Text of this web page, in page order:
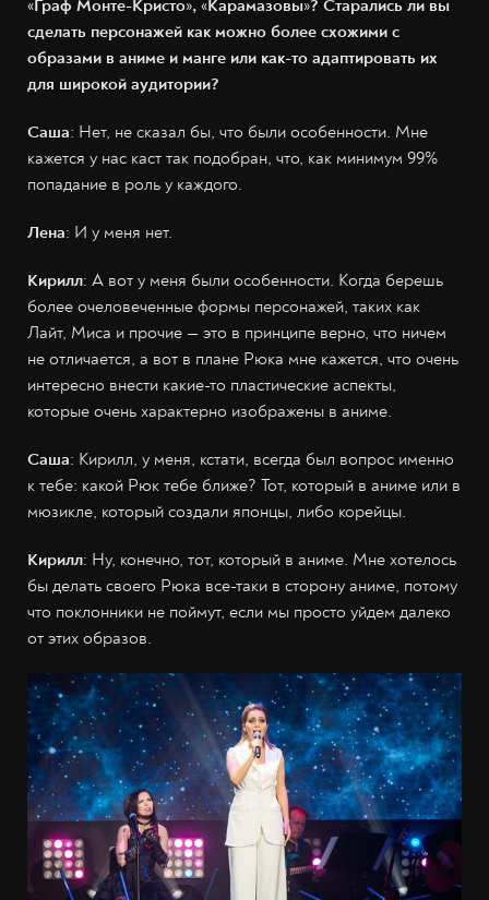
«Граф Монте-Кристо», «Карамазовы»? Старались ли вы
сделать персонажей как можно более схожими с
образами в аниме и манге или как-то адаптировать их
для широкой аудитории?
Саша: Нет, не сказал бы, что были особенности. Мне
кажется у нас каст так подобран, что, как минимум 99%
попадание в роль у каждого.
Лена: И у меня нет.
Кирилл: А вот у меня были особенности. Когда берешь
более очеловеченные формы персонажей, таких как
Лайт, Миса и прочие — это в принципе верно, что ничем
не отличается, а вот в плане Рюка мне кажется, что очень
интересно внести какие-то пластические аспекты,
которые очень характерно изображены в аниме.
Саша: Кирилл, у меня, кстати, всегда был вопрос именно
к тебе: какой Рюк тебе ближе? Тот, который в аниме или в
мюзикле, который создали японцы, либо корейцы.
Кирилл: Ну, конечно, тот, который в аниме. Мне хотелось
бы делать своего Рюка все-таки в сторону аниме, потому
что поклонники не поймут, если мы просто уйдем далеко
от этих образов.